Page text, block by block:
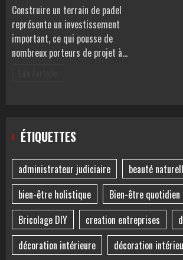
Construire un terrain de padel
représente un investissement
important, ce qui pousse de
nombreux porteurs de projet à…
ÉTIQUETTES
administrateur judiciaire
beauté
bien-être holistique
Bien-être quotidien
Bricolage DIY
creation entreprises
décoration intérieure
décoration